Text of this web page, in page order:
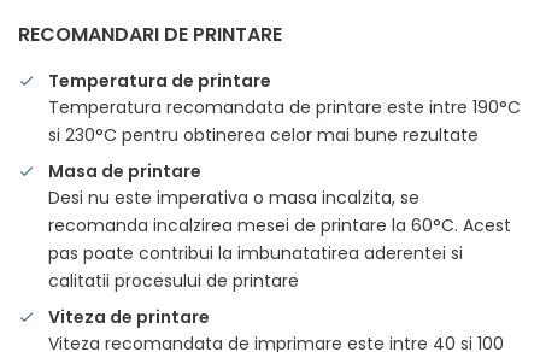
RECOMANDARI DE PRINTARE
Temperatura de printare
Temperatura recomandata de printare este intre 190°C
si 230°C pentru obtinerea celor mai bune rezultate
Masa de printare
Desi nu este imperativa o masa incalzita, se
recomanda incalzirea mesei de printare la 60°C. Acest
pas poate contribui la imbunatatirea aderentei si
calitatii procesului de printare
Viteza de printare
Viteza recomandata de imprimare este intre 40 si 100